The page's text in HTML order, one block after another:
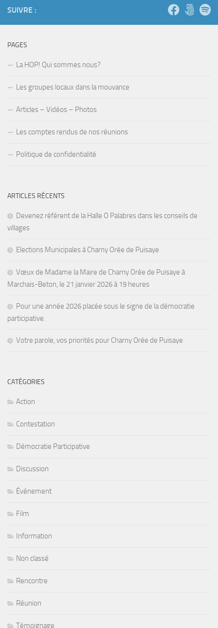
SUIVRE :
PAGES
La HOP! Qui sommes nous?
Les groupes locaux dans la mouvance
Articles – Vidéos – Photos
Les comptes rendus de nos réunions
Politique de confidentialité
ARTICLES RÉCENTS
Devenez référent de la Halle O Palabres dans les conseils de
villages
Elections Municipales à Charny Orée de Puisaye
Vœux de Madame la Maire de Charny Orée de Puisaye à
Marchais-Beton, le 21 janvier 2026 à 19 heures
Pour une année 2026 placée sous le signe de la démocratie
participative.
Votre parole, vos priorités pour Charny Orée de Puisaye
CATÉGORIES
Action
Contestation
Démocratie Participative
Discussion
Événement
Film
Information
Non classé
Rencontre
Réunion
Témoignage